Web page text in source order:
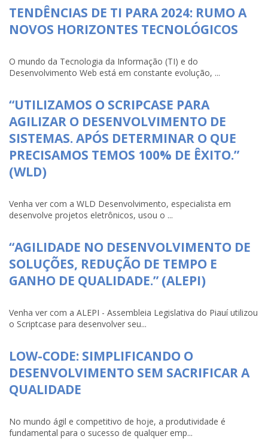
TENDÊNCIAS DE TI PARA 2024: RUMO A
NOVOS HORIZONTES TECNOLÓGICOS
O mundo da Tecnologia da Informação (TI) e do
Desenvolvimento Web está em constante evolução, ...
“UTILIZAMOS O SCRIPCASE PARA
AGILIZAR O DESENVOLVIMENTO DE
SISTEMAS. APÓS DETERMINAR O QUE
PRECISAMOS TEMOS 100% DE ÊXITO.”
(WLD)
Venha ver com a WLD Desenvolvimento, especialista em
desenvolve projetos eletrônicos, usou o ...
“AGILIDADE NO DESENVOLVIMENTO DE
SOLUÇÕES, REDUÇÃO DE TEMPO E
GANHO DE QUALIDADE.” (ALEPI)
Venha ver com a ALEPI - Assembleia Legislativa do Piauí utilizou
o Scriptcase para desenvolver seu...
LOW-CODE: SIMPLIFICANDO O
DESENVOLVIMENTO SEM SACRIFICAR A
QUALIDADE
No mundo ágil e competitivo de hoje, a produtividade é
fundamental para o sucesso de qualquer emp...